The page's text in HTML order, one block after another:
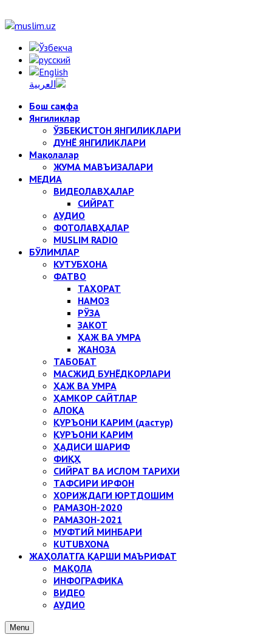
Бош саҳифа
Янгиликлар
ЎЗБЕКИСТОН ЯНГИЛИКЛАРИ
ДУНЁ ЯНГИЛИКЛАРИ
Мақолалар
ЖУМА МАВЪИЗАЛАРИ
МЕДИА
ВИДЕОЛАВҲАЛАР
СИЙРАТ
АУДИО
ФОТОЛАВҲАЛАР
MUSLIM RADIO
БЎЛИМЛАР
КУТУБХОНА
ФАТВО
ТАҲОРАТ
НАМОЗ
РЎЗА
ЗАКОТ
ҲАЖ ВА УМРА
ЖАНОЗА
ТАБОБАТ
МАСЖИД БУНЁДКОРЛАРИ
ҲАЖ ВА УМРА
ҲАМКОР САЙТЛАР
АЛОҚА
ҚУРЪОНИ КАРИМ (дастур)
ҚУРЪОНИ КАРИМ
ҲАДИСИ ШАРИФ
ФИҚҲ
СИЙРАТ ВА ИСЛОМ ТАРИХИ
ТАФСИРИ ИРФОН
ХОРИЖДАГИ ЮРТДОШИМ
РАМАЗОН-2020
РАМАЗОН-2021
МУФТИЙ МИНБАРИ
KUTUBXONA
ЖАҲОЛАТГА ҚАРШИ МАЪРИФАТ
МАҚОЛА
ИНФОГРАФИКА
ВИДЕО
АУДИО
Menu